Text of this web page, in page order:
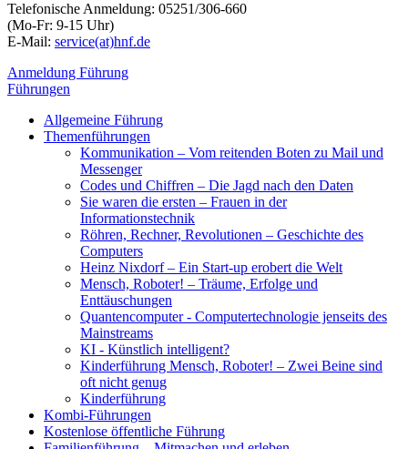
Telefonische Anmeldung: 05251/306-660
(Mo-Fr: 9-15 Uhr)
E-Mail: service(at)hnf.de
Anmeldung Führung
Führungen
Allgemeine Führung
Themenführungen
Kommunikation – Vom reitenden Boten zu Mail und
Messenger
Codes und Chiffren – Die Jagd nach den Daten
Sie waren die ersten – Frauen in der
Informationstechnik
Röhren, Rechner, Revolutionen – Geschichte des
Computers
Heinz Nixdorf – Ein Start-up erobert die Welt
Mensch, Roboter! – Träume, Erfolge und
Enttäuschungen
Quantencomputer - Computertechnologie jenseits des
Mainstreams
KI - Künstlich intelligent?
Kinderführung Mensch, Roboter! – Zwei Beine sind
oft nicht genug
Kinderführung
Kombi-Führungen
Kostenlose öffentliche Führung